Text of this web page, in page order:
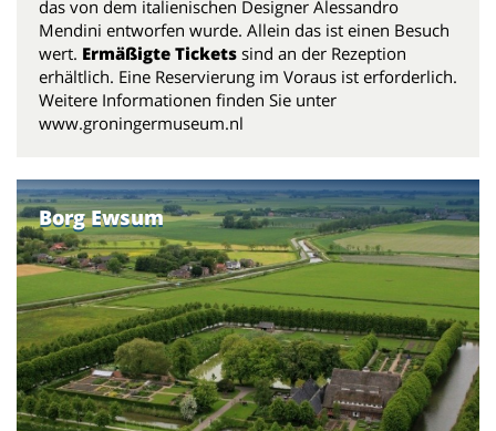
das von dem italienischen Designer Alessandro
Mendini entworfen wurde. Allein das ist einen Besuch
wert. Ermäßigte Tickets sind an der Rezeption
erhältlich. Eine Reservierung im Voraus ist erforderlich.
Weitere Informationen finden Sie unter
www.groningermuseum.nl
Borg Ewsum